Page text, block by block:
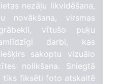
nezāļu likvidēšana,
novākšana, virsmas
vītušo puķu
darbi, kas
sakoptu vizuālo
nolikšana. Sniegtā
tiks fiksēti foto atskaitē